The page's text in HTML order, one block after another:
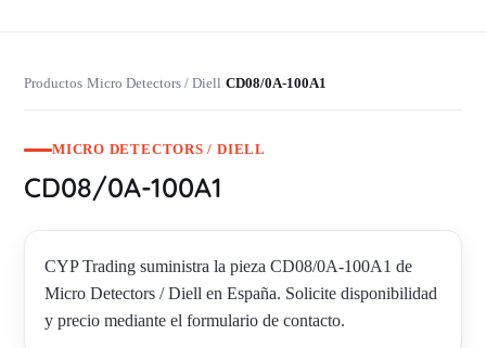
Productos›Micro Detectors / Diell›CD08/0A-100A1
MICRO DETECTORS / DIELL
CD08/0A-100A1
CYP Trading suministra la pieza CD08/0A-100A1 de
Micro Detectors / Diell en España. Solicite disponibilidad
y precio mediante el formulario de contacto.